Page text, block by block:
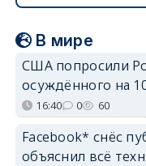
В мире
США попросили
осуждённого на
16:40 0 60
Facebook* снёс
объяснил всё